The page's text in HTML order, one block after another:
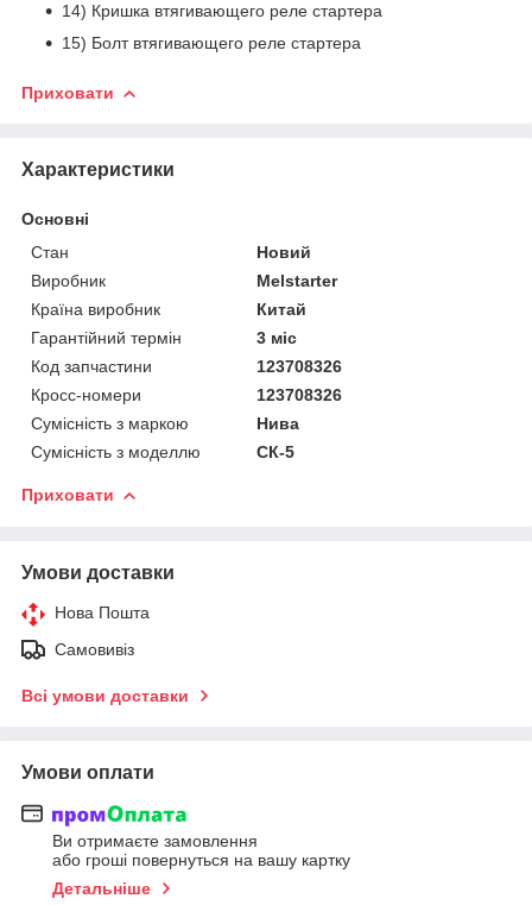
14) Кришка втягивающего реле стартера
15) Болт втягивающего реле стартера
Приховати
Характеристики
Основні
Стан
Новий
Виробник
Melstarter
Країна виробник
Китай
Гарантійний термін
3 міс
Код запчастини
123708326
Кросс-номери
123708326
Сумісність з маркою
Нива
Сумісність з моделлю
СК-5
Приховати
Умови доставки
Нова Пошта
Самовивіз
Всі умови доставки
Умови оплати
Ви отримаєте замовлення
або гроші повернуться на вашу картку
Детальніше